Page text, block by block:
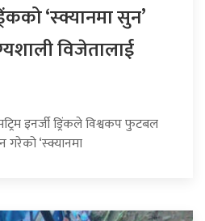
‘स्क्यानमा सुन’
विजेतालाई
इनर्जी ड्रिंकले विश्वकप फुटबल
‘स्क्यानमा